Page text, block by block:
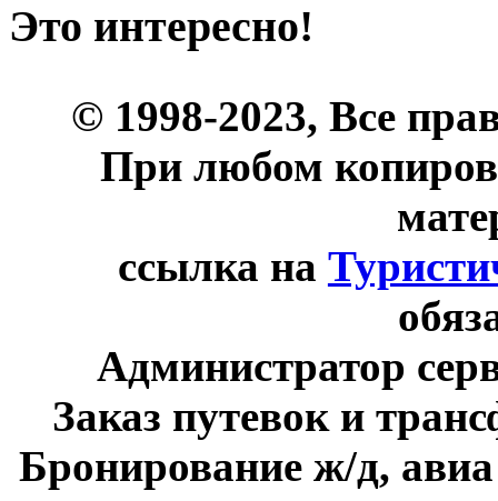
Это интересно!
© 1998-2023, Все
При любом
ссылка на
Администратор
Заказ путевок и
Бронирование ж/д,